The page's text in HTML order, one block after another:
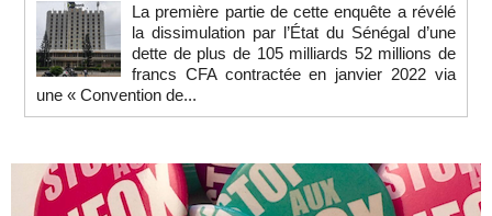
La première partie de cette enquête a révélé
la dissimulation par l’État du Sénégal d’une
dette de plus de 105 milliards 52 millions de
francs CFA contractée en janvier 2022 via
une « Convention de...